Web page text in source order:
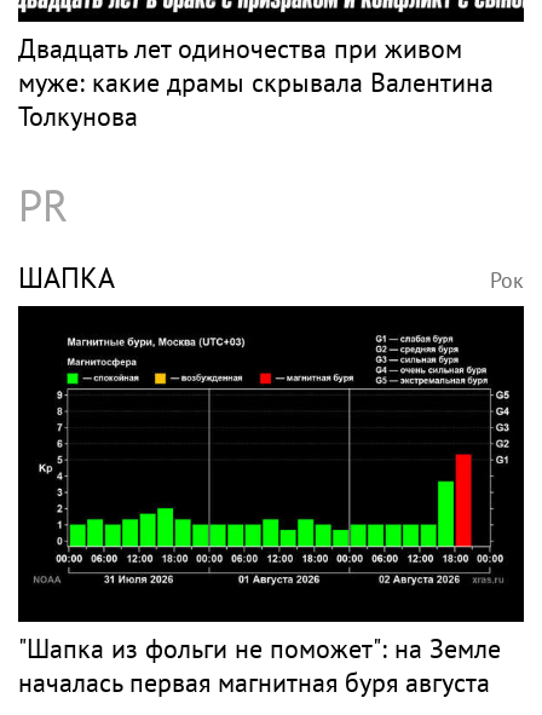
Двадцать лет одиночества при живом
муже: какие драмы скрывала Валентина
Толкунова
PR
ШАПКА Рок
"Шапка из фольги не поможет": на Земле
началась первая магнитная буря августа